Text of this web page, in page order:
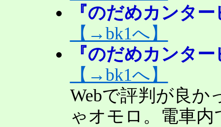
『のだめカンタ
【→bk1へ】
『のだめカンタ
【→bk1へ】
Webで評判が良か
ゃオモロ。電車